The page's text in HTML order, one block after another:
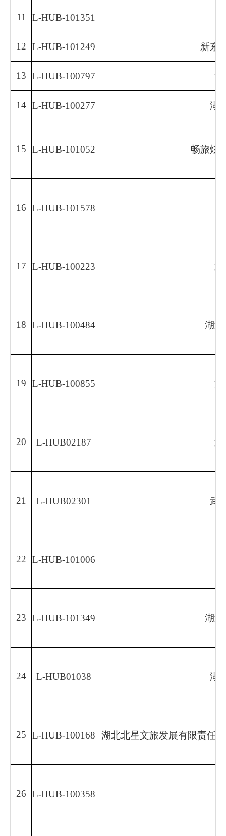
11 L-HUB-101351
12 L-HUB-101249 新东
13 L-HUB-100797 湖
14 L-HUB-100277 湖
15 L-HUB-101052 畅旅炫
16 L-HUB-101578
17 L-HUB-100223 武
18 L-HUB-100484 湖
19 L-HUB-100855 湖
20 L-HUB02187 武
21 L-HUB02301 武
22 L-HUB-101006
23 L-HUB-101349 湖
24 L-HUB01038 湖
25 L-HUB-100168 湖北北星文旅发展有限责任
26 L-HUB-100358